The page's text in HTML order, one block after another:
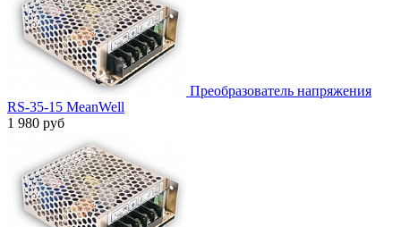
Преобразователь напряжения
RS-35-15 MeanWell
1 980 руб